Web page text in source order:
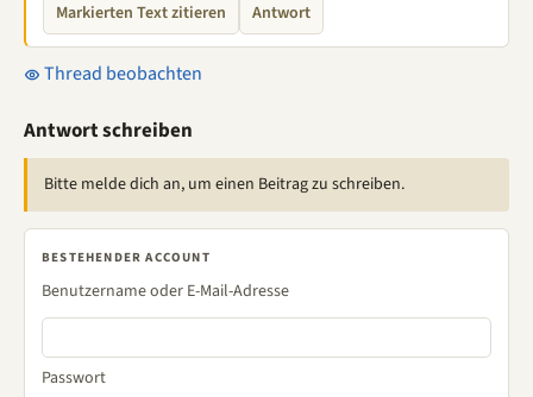
Markierten Text zitieren Antwort
Thread beobachten
Antwort schreiben
Bitte melde dich an, um einen Beitrag zu schreiben.
BESTEHENDER ACCOUNT
Benutzername oder E-Mail-Adresse
Passwort